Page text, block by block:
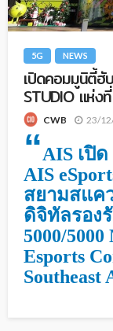
5G NEWS
เปิดคอมมูนิตี้ฮั
STUDIO แห่ง
CWB 23/
“AIS เปิ
AIS
สยามสแค
ดิจิทัลรอง
5000/
Esports
Southeast